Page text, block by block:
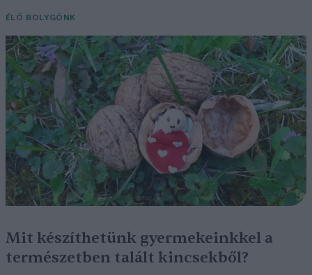
ÉLŐ BOLYGÓNK
Mit készíthetünk gyermekeinkkel a
természetben talált kincsekből?